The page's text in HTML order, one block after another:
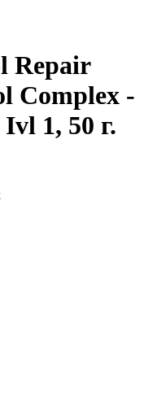
Repair
Complex -
1, 50 г.